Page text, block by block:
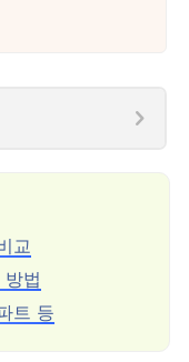
교
법
트 등